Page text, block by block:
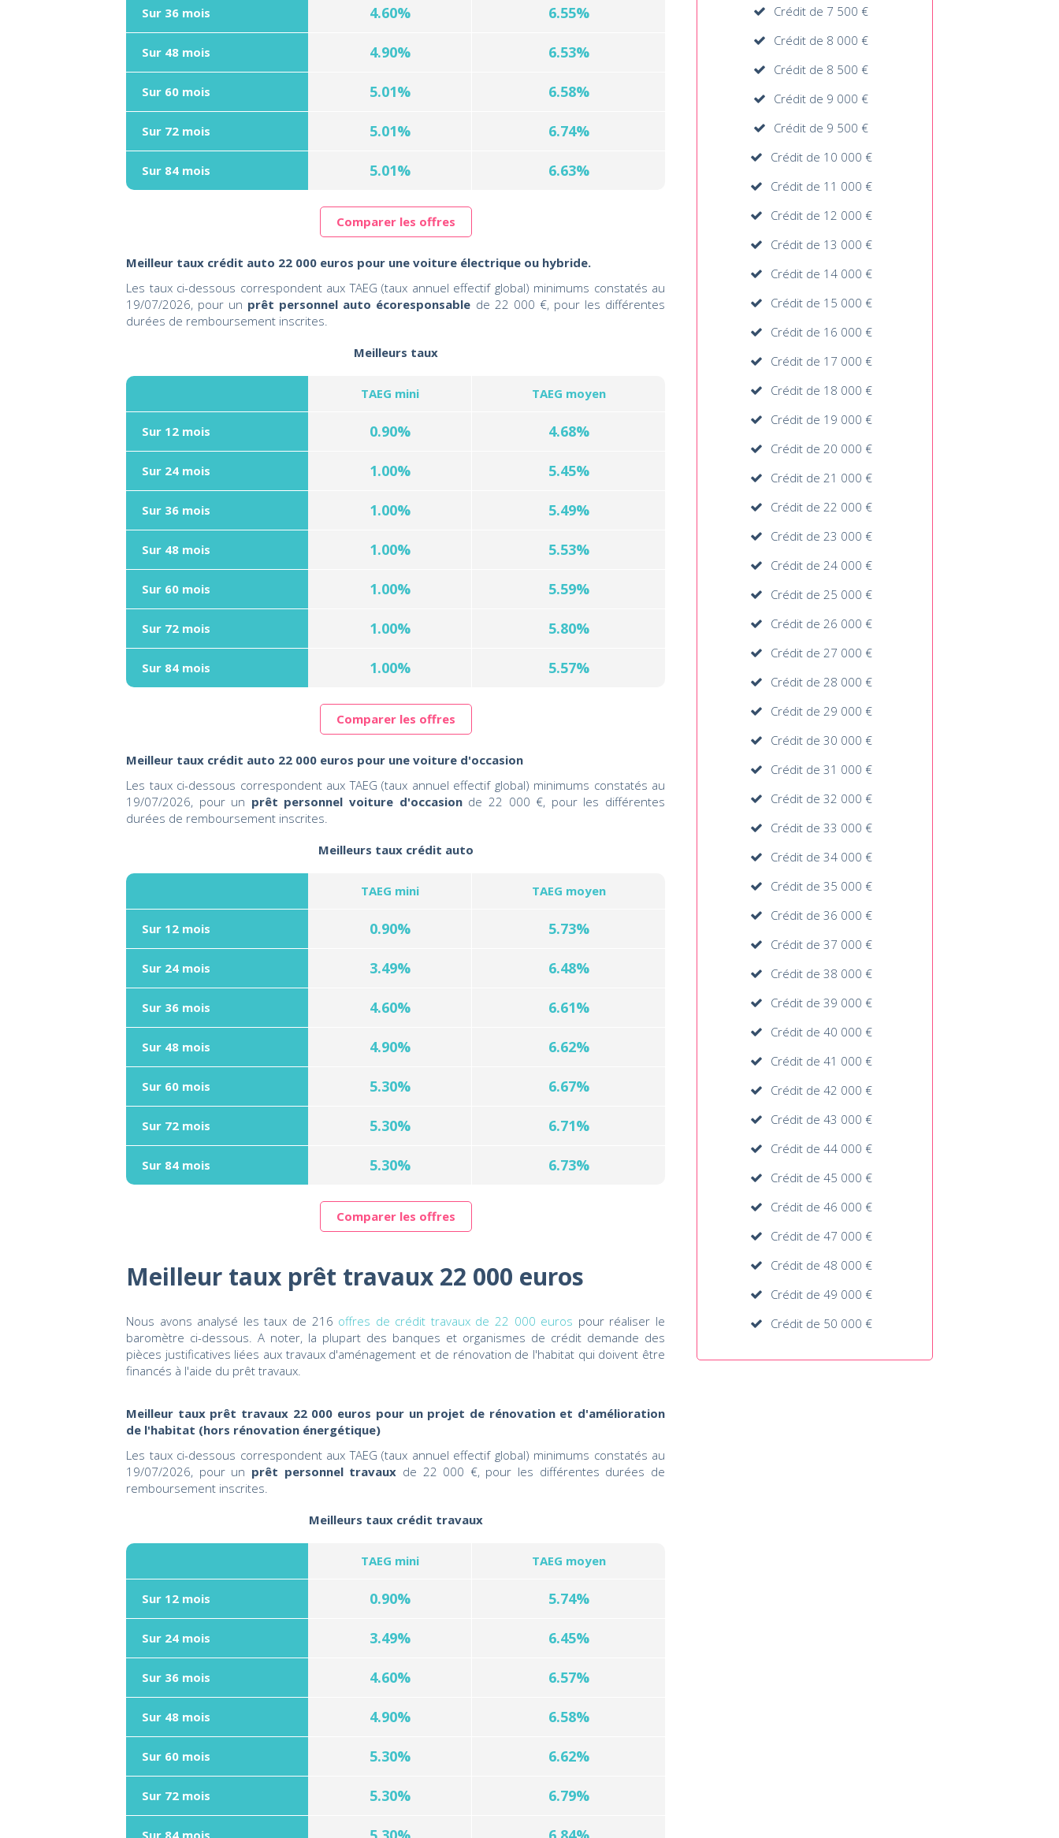
Sur 36 mois 4.60% 6.55%
Sur 48 mois 4.90% 6.53%
Sur 60 mois 5.01% 6.58%
Sur 72 mois 5.01% 6.74%
Sur 84 mois 5.01% 6.63%
Comparer les offres
Meilleur taux crédit auto 22 000 euros pour une voiture électrique ou hybride.
Les taux ci-dessous correspondent aux TAEG (taux annuel effectif global) minimums constatés au
19/07/2026, pour un prêt personnel auto écoresponsable de 22 000 €, pour les différentes
durées de remboursement inscrites.
Meilleurs taux
TAEG mini TAEG moyen
Sur 12 mois 0.90% 4.68%
Sur 24 mois 1.00% 5.45%
Sur 36 mois 1.00% 5.49%
Sur 48 mois 1.00% 5.53%
Sur 60 mois 1.00% 5.59%
Sur 72 mois 1.00% 5.80%
Sur 84 mois 1.00% 5.57%
Comparer les offres
Meilleur taux crédit auto 22 000 euros pour une voiture d'occasion
Les taux ci-dessous correspondent aux TAEG (taux annuel effectif global) minimums constatés au
19/07/2026, pour un prêt personnel voiture d'occasionde 22 000 €, pour les différentes
durées de remboursement inscrites.
Meilleurs taux crédit auto
TAEG mini TAEG moyen
Sur 12 mois 0.90% 5.73%
Sur 24 mois 3.49% 6.48%
Sur 36 mois 4.60% 6.61%
Sur 48 mois 4.90% 6.62%
Sur 60 mois 5.30% 6.67%
Sur 72 mois 5.30% 6.71%
Sur 84 mois 5.30% 6.73%
Comparer les offres
Meilleur taux prêt travaux 22 000 euros
Nous avons analysé les taux de 216 offres de crédit travaux de 22 000 euros pour réaliser le
baromètre ci-dessous. A noter, la plupart des banques et organismes de crédit demande des
pièces justificatives liées aux travaux d'aménagement et de rénovation de l'habitat qui doivent être
financés à l'aide du prêt travaux.
Meilleur taux prêt travaux 22 000 euros pour un projet de rénovation et d'amélioration
de l'habitat (hors rénovation énergétique)
Les taux ci-dessous correspondent aux TAEG (taux annuel effectif global) minimums constatés au
19/07/2026, pour un prêt personnel travaux de 22 000 €, pour les différentes durées de
remboursement inscrites.
Meilleurs taux crédit travaux
TAEG mini TAEG moyen
Sur 12 mois 0.90% 5.74%
Sur 24 mois 3.49% 6.45%
Sur 36 mois 4.60% 6.57%
Sur 48 mois 4.90% 6.58%
Sur 60 mois 5.30% 6.62%
Sur 72 mois 5.30% 6.79%
Sur 84 mois
Crédit de 7 500 €
Crédit de 8 000 €
Crédit de 8 500 €
Crédit de 9 000 €
Crédit de 9 500 €
Crédit de 10 000 €
Crédit de 11 000 €
Crédit de 12 000 €
Crédit de 13 000 €
Crédit de 14 000 €
Crédit de 15 000 €
Crédit de 16 000 €
Crédit de 17 000 €
Crédit de 18 000 €
Crédit de 19 000 €
Crédit de 20 000 €
Crédit de 21 000 €
Crédit de 22 000 €
Crédit de 23 000 €
Crédit de 24 000 €
Crédit de 25 000 €
Crédit de 26 000 €
Crédit de 27 000 €
Crédit de 28 000 €
Crédit de 29 000 €
Crédit de 30 000 €
Crédit de 31 000 €
Crédit de 32 000 €
Crédit de 33 000 €
Crédit de 34 000 €
Crédit de 35 000 €
Crédit de 36 000 €
Crédit de 37 000 €
Crédit de 38 000 €
Crédit de 39 000 €
Crédit de 40 000 €
Crédit de 41 000 €
Crédit de 42 000 €
Crédit de 43 000 €
Crédit de 44 000 €
Crédit de 45 000 €
Crédit de 46 000 €
Crédit de 47 000 €
Crédit de 48 000 €
Crédit de 49 000 €
Crédit de 50 000 €